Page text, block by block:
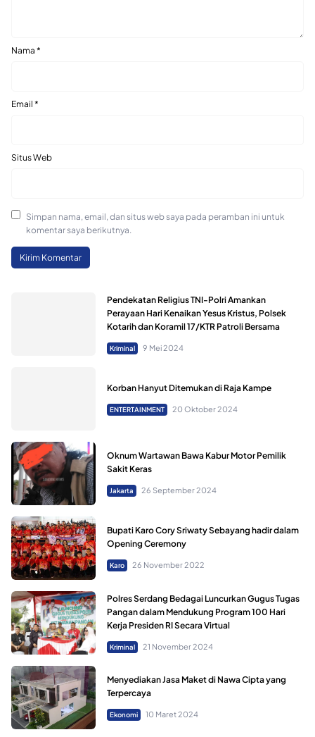
Nama *
Email *
Situs Web
Simpan nama, email, dan situs web saya pada peramban ini untuk
komentar saya berikutnya.
Pendekatan Religius TNI-Polri Amankan
Perayaan Hari Kenaikan Yesus Kristus, Polsek
Kotarih dan Koramil 17/KTR Patroli Bersama
Kriminal 9 Mei 2024
Korban Hanyut Ditemukan di Raja Kampe
ENTERTAINMENT 20 Oktober 2024
Oknum Wartawan Bawa Kabur Motor Pemilik
Sakit Keras
Jakarta 26 September 2024
Bupati Karo Cory Sriwaty Sebayang hadir dalam
Opening Ceremony
Karo 26 November 2022
Polres Serdang Bedagai Luncurkan Gugus Tugas
Pangan dalam Mendukung Program 100 Hari
Kerja Presiden RI Secara Virtual
Kriminal 21 November 2024
Menyediakan Jasa Maket di Nawa Cipta yang
Terpercaya
Ekonomi 10 Maret 2024